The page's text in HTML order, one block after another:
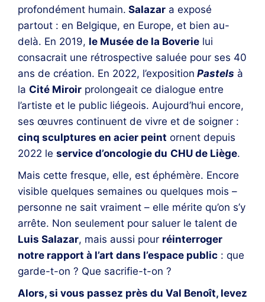
profondément humain. Salazar a exposé
partout : en Belgique, en Europe, et bien au-
delà. En 2019, le Musée de la Boverie lui
consacrait une rétrospective saluée pour ses 40
ans de création. En 2022, l’exposition Pastels à
la Cité Miroir prolongeait ce dialogue entre
l’artiste et le public liégeois. Aujourd’hui encore,
ses œuvres continuent de vivre et de soigner :
cinq sculptures en acier peint ornent depuis
2022 le service d’oncologie du CHU de Liège.
Mais cette fresque, elle, est éphémère. Encore
visible quelques semaines ou quelques mois –
personne ne sait vraiment – elle mérite qu’on s’y
arrête. Non seulement pour saluer le talent de
Luis Salazar, mais aussi pour réinterroger
notre rapport à l’art dans l’espace public : que
garde-t-on ? Que sacrifie-t-on ?
Alors, si vous passez près du Val Benoît, levez